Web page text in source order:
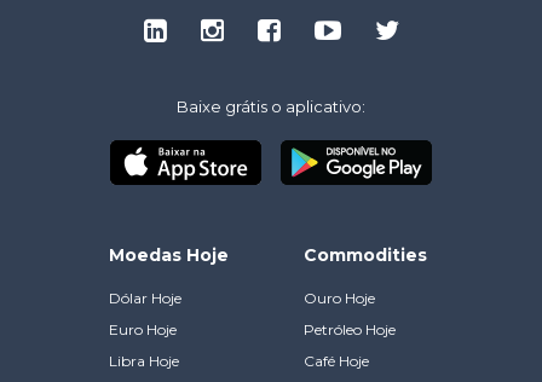
Baixe grátis o aplicativo:
Moedas Hoje
Dólar Hoje
Euro Hoje
Libra Hoje
Commodities
Ouro Hoje
Petróleo Hoje
Café Hoje